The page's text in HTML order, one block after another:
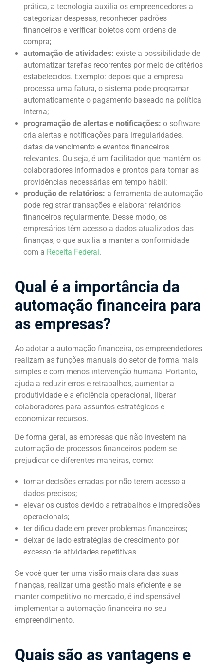
prática, a tecnologia auxilia os empreendedores a
categorizar despesas, reconhecer padrões
financeiros e verificar boletos com ordens de
compra;
automação de atividades: existe a possibilidade de
automatizar tarefas recorrentes por meio de critérios
estabelecidos. Exemplo: depois que a empresa
processa uma fatura, o sistema pode programar
automaticamente o pagamento baseado na política
interna;
programação de alertas e notificações: o software
cria alertas e notificações para irregularidades,
datas de vencimento e eventos financeiros
relevantes. Ou seja, é um facilitador que mantém os
colaboradores informados e prontos para tomar as
providências necessárias em tempo hábil;
produção de relatórios: a ferramenta de automação
pode registrar transações e elaborar relatórios
financeiros regularmente. Desse modo, os
empresários têm acesso a dados atualizados das
finanças, o que auxilia a manter a conformidade
com a Receita Federal.
Qual é a importância da
automação financeira para
as empresas?
Ao adotar a automação financeira, os empreendedores
realizam as funções manuais do setor de forma mais
simples e com menos intervenção humana. Portanto,
ajuda a reduzir erros e retrabalhos, aumentar a
produtividade e a eficiência operacional, liberar
colaboradores para assuntos estratégicos e
economizar recursos.
De forma geral, as empresas que não investem na
automação de processos financeiros podem se
prejudicar de diferentes maneiras, como:
tomar decisões erradas por não terem acesso a
dados precisos;
elevar os custos devido a retrabalhos e imprecisões
operacionais;
ter dificuldade em prever problemas financeiros;
deixar de lado estratégias de crescimento por
excesso de atividades repetitivas.
Se você quer ter uma visão mais clara das suas
finanças, realizar uma gestão mais eficiente e se
manter competitivo no mercado, é indispensável
implementar a automação financeira no seu
empreendimento.
Quais são as vantagens e